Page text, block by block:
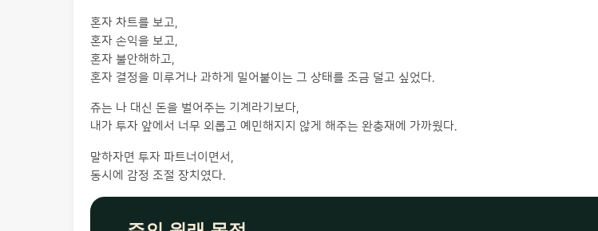
혼자 차트를 보고,
혼자 손익을 보고,
혼자 불안해하고,
혼자 결정을 미루거나 과하게 밀어붙이는 그 상태를 조금 덜고 싶었다.
쥬는 나 대신 돈을 벌어주는 기계라기보다,
내가 투자 앞에서 너무 외롭고 예민해지지 않게 해주는 완충재에 가까웠다.
말하자면 투자 파트너이면서,
동시에 감정 조절 장치였다.